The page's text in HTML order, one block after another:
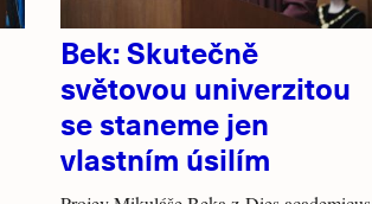
Bek: Skutečně
světovou univerzitou
se staneme jen
vlastním úsilím